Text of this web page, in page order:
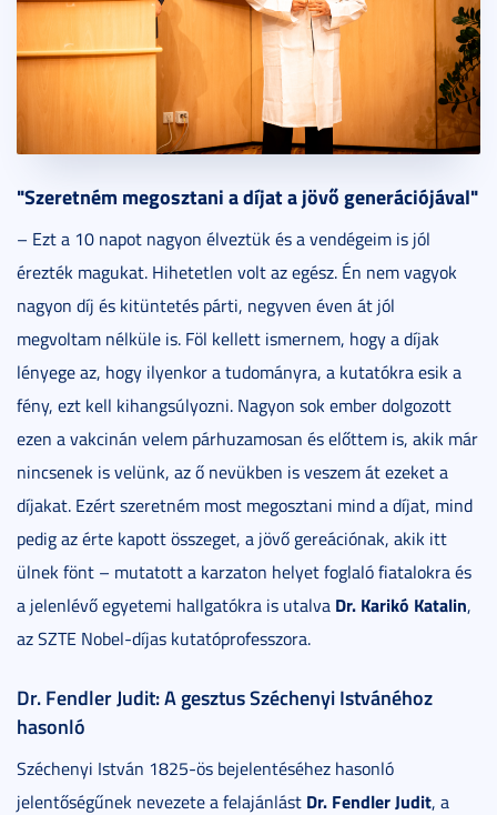
"Szeretném megosztani a díjat a jövő generációjával"
– Ezt a 10 napot nagyon élveztük és a vendégeim is jól
érezték magukat. Hihetetlen volt az egész. Én nem vagyok
nagyon díj és kitüntetés párti, negyven éven át jól
megvoltam nélküle is. Föl kellett ismernem, hogy a díjak
lényege az, hogy ilyenkor a tudományra, a kutatókra esik a
fény, ezt kell kihangsúlyozni. Nagyon sok ember dolgozott
ezen a vakcinán velem párhuzamosan és előttem is, akik már
nincsenek is velünk, az ő nevükben is veszem át ezeket a
díjakat. Ezért szeretném most megosztani mind a díjat, mind
pedig az érte kapott összeget, a jövő gereációnak, akik itt
ülnek fönt – mutatott a karzaton helyet foglaló fiatalokra és
a jelenlévő egyetemi hallgatókra is utalva Dr. Karikó Katalin,
az SZTE Nobel-díjas kutatóprofesszora.
Dr. Fendler Judit: A gesztus Széchenyi Istvánéhoz
hasonló
Széchenyi István 1825-ös bejelentéséhez hasonló
jelentőségűnek nevezete a felajánlást Dr. Fendler Judit, a